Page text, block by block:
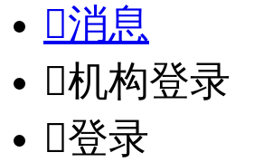
消息
机构登录
登录